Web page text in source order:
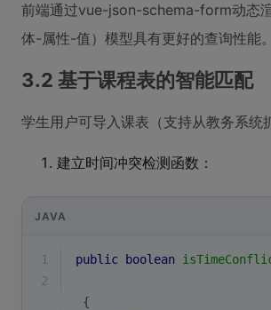
前端通过vue-json-schema-form动态
体-属性-值）模型具有更好的查询性能。
3.2 基于课程表的智能匹配
学生用户可导入课表（支持从教务系统
建立时间冲突检测函数：
JAVA
1 public boolean
2
{